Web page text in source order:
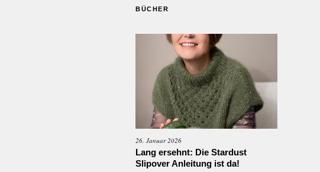
BÜCHER
26. Januar 2026
Lang ersehnt: Die Stardust
Slipover Anleitung ist da!